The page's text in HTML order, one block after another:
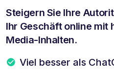
Steigern Sie Ihre
Ihr Geschäft online mit
Media-Inhalten.
Viel besser als